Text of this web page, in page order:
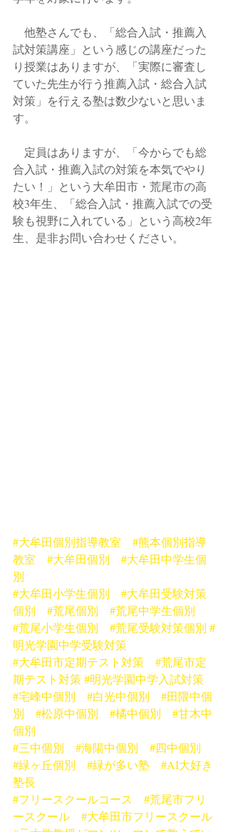
他塾さんでも、「総合入試・推薦入
試対策講座」という感じの講座だった
り授業はありますが、「実際に審査し
ていた先生が行う推薦入試・総合入試
対策」を行える塾は数少ないと思いま
す。
定員はありますが、「今からでも総
合入試・推薦入試の対策を本気でやり
たい！」という大牟田市・荒尾市の高
校3年生、「総合入試・推薦入試での受
験も視野に入れている」という高校2年
生、是非お問い合わせください。
#大牟田個別指導教室
#熊本個別指導
教室
#大牟田個別
#大牟田中学生個
別
#大牟田小学生個別
#大牟田受験対策
個別
#荒尾個別
#荒尾中学生個別
#荒尾小学生個別
#荒尾受験対策個別 #
明光学園中学受験対策
#大牟田市定期テスト対策
#荒尾市定
期テスト対策#明光学園中学入試対策
#宅峰中個別
#白光中個別
#田隈中個
別
#松原中個別 #橘中個別
#甘木中
個別
#三中個別
#海陽中個別
#四中個別
#緑ヶ丘個別
#緑が多い塾
#AI大好き
塾長
#フリースクールコース
#荒尾市フリ
ースクール
#大牟田市フリースクール